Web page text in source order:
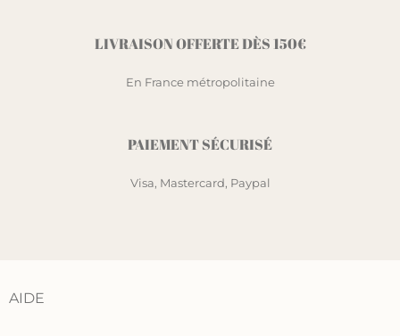
LIVRAISON OFFERTE DÈS 150€
En France métropolitaine
PAIEMENT SÉCURISÉ
Visa, Mastercard, Paypal
AIDE